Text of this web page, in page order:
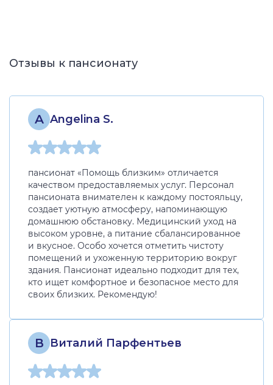
Отзывы к пансионату
A Angelina S.
пансионат «Помощь близким» отличается
качеством предоставляемых услуг. Персонал
пансионата внимателен к каждому постояльцу,
создает уютную атмосферу, напоминающую
домашнюю обстановку. Медицинский уход на
высоком уровне, а питание сбалансированное
и вкусное. Особо хочется отметить чистоту
помещений и ухоженную территорию вокруг
здания. Пансионат идеально подходит для тех,
кто ищет комфортное и безопасное место для
своих близких. Рекомендую!
В Виталий Парфентьев